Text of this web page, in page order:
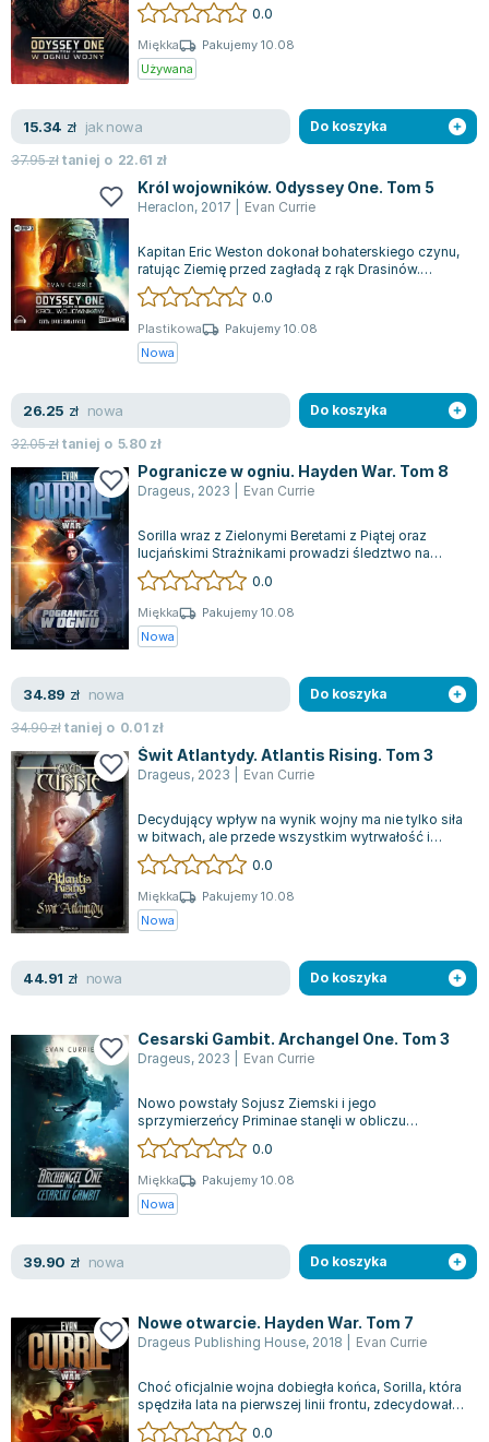
0.0
Miękka
Pakujemy 10.08
Używana
15.34 zł jak nowa
37.95złtaniej o 22.61 zł
Do koszyka
Król wojowników. Odyssey One. Tom 5
Heraclon, 2017 Evan Currie
Kapitan Eric Weston dokonał bohaterskiego czynu,
ratując Ziemię przed zagładą z rąk Drasinów.
Jednak czas na odpoczynek jest krótk...
0.0
Plastikowa
Pakujemy 10.08
Nowa
26.25 zł nowa
32.05złtaniej o 5.80 zł
Do koszyka
Pogranicze w ogniu. Hayden War. Tom 8
Drageus, 2023 Evan Currie
Sorilla wraz z Zielonymi Beretami z Piątej oraz
lucjańskimi Strażnikami prowadzi śledztwo na
planecie opanowanej przez islamskich...
0.0
Miękka
Pakujemy 10.08
Nowa
34.89 zł nowa
34.90złtaniej o 0.01 zł
Do koszyka
Świt Atlantydy. Atlantis Rising. Tom 3
Drageus, 2023 Evan Currie
Decydujący wpływ na wynik wojny ma nie tylko siła
w bitwach, ale przede wszystkim wytrwałość i
niezłomność wojowników. Gdy ludzkoś...
0.0
Miękka
Pakujemy 10.08
Nowa
44.91 zł nowa Do koszyka
Cesarski Gambit. Archangel One. Tom 3
Drageus, 2023 Evan Currie
Nowo powstały Sojusz Ziemski i jego
sprzymierzeńcy Priminae stanęli w obliczu
ogromnego zagrożenia ze strony Nieugiętego
Imperium....
0.0
Miękka
Pakujemy 10.08
Nowa
39.90 zł nowa Do koszyka
Nowe otwarcie. Hayden War. Tom 7
Drageus Publishing House, 2018 Evan Currie
Choć oficjalnie wojna dobiegła końca, Sorilla, która
spędziła lata na pierwszej linii frontu, zdecydowała
się na opuszczenie szere...
0.0